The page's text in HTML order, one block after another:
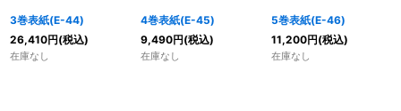
3巻表紙(E-44)
26,410円(税込)
在庫なし
4巻表紙(E-45)
9,490円(税込)
在庫なし
5巻表紙(E-46)
11,200円(税込)
在庫なし